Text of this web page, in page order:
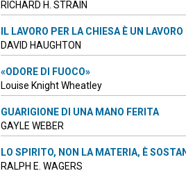
RICHARD H. STRAIN
IL LAVORO PER LA CHIESA È UN
DAVID HAUGHTON
«ODORE DI FUOCO»
Louise Knight Wheatley
GUARIGIONE DI UNA MANO FERITA
GAYLE WEBER
LO SPIRITO, NON LA MATERIA, È
RALPH E. WAGERS